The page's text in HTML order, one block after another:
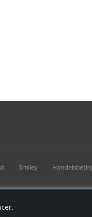
Smiley